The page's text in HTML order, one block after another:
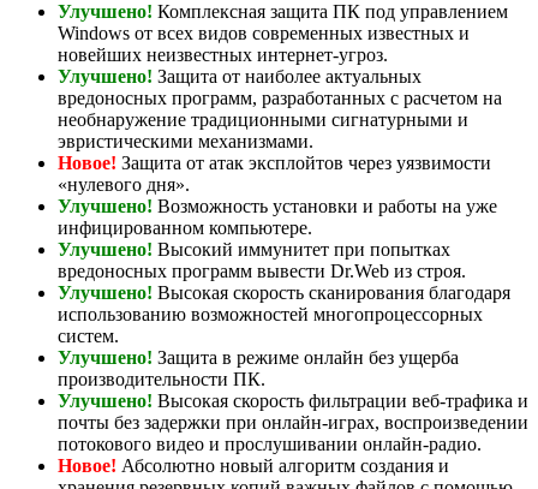
Улучшено! Комплексная защита ПК под управлением
Windows от всех видов современных известных и
новейших неизвестных интернет-угроз.
Улучшено! Защита от наиболее актуальных
вредоносных программ, разработанных с расчетом на
необнаружение традиционными сигнатурными и
эвристическими механизмами.
Новое! Защита от атак эксплойтов через уязвимости
«нулевого дня».
Улучшено! Возможность установки и работы на уже
инфицированном компьютере.
Улучшено! Высокий иммунитет при попытках
вредоносных программ вывести Dr.Web из строя.
Улучшено! Высокая скорость сканирования благодаря
использованию возможностей многопроцессорных
систем.
Улучшено! Защита в режиме онлайн без ущерба
производительности ПК.
Улучшено! Высокая скорость фильтрации веб-трафика и
почты без задержки при онлайн-играх, воспроизведении
потокового видео и прослушивании онлайн-радио.
Новое! Абсолютно новый алгоритм создания и